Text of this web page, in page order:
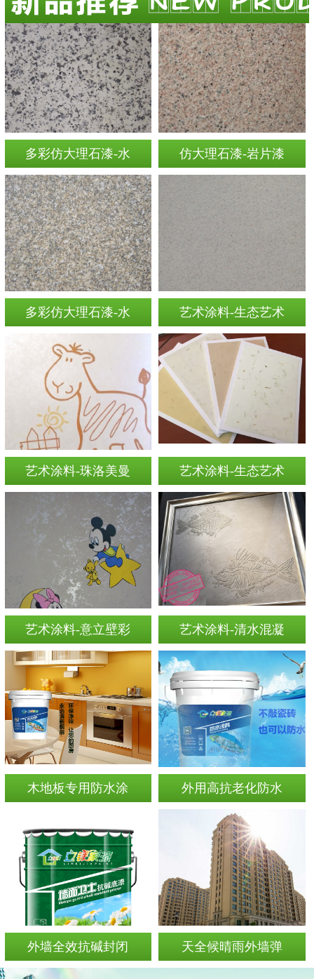
多彩仿大理石漆-水 仿大理石漆-岩片漆
多彩仿大理石漆-水 艺术涂料-生态艺术
艺术涂料-珠洛美曼 艺术涂料-生态艺术
艺术涂料-意立壁彩 艺术涂料-清水混凝
木地板专用防水涂 外用高抗老化防水
外墙全效抗碱封闭 天全候晴雨外墙弹